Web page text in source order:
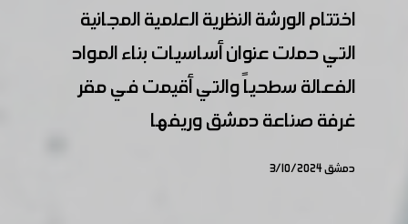
اختتام الورشة النظرية العلمية المجانية
التي حملت عنوان أساسيات بناء المواد
الفعالة سطحياً والتي أقيمت في مقر
غرفة صناعة دمشق وريفها
دمشق 3/10/2024